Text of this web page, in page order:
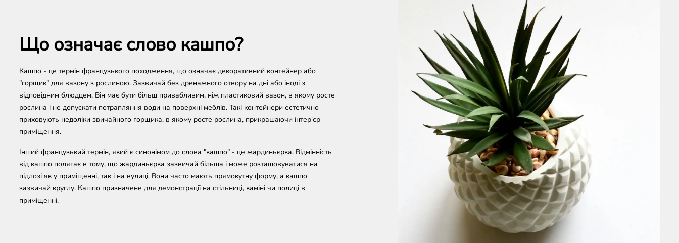
Що означає слово кашпо?
Кашпо - це термін французького походження, що означає декоративний контейнер або
"горщик" для вазону з рослиною. Зазвичай без дренажного отвору на дні або іноді з
відповідним блюдцем. Він має бути більш привабливим, ніж пластиковий вазон, в якому росте
рослина і не допускати потрапляння води на поверхні меблів. Такі контейнери естетично
приховують недоліки звичайного горщика, в якому росте рослина, прикрашаючи інтер'єр
приміщення.
Інший французький термін, який є синонімом до слова "кашпо" - це жардиньєрка. Відмінність
від кашпо полягає в тому, що жардиньєрка зазвичай більша і може розташовуватися на
підлозі як у приміщенні, так і на вулиці. Вони часто мають прямокутну форму, а кашпо
зазвичай круглу. Кашпо призначене для демонстрації на стільниці, каміні чи полиці в
приміщенні.